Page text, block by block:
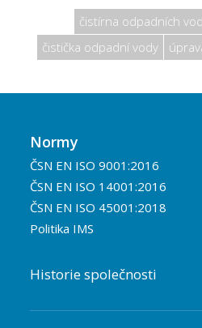
čistírna odpadních vod
čistička odpadní vody
Normy
ČSN EN ISO 9001:2016
ČSN EN ISO 14001:2016
ČSN EN ISO 45001:2018
Politika IMS
Historie společnosti